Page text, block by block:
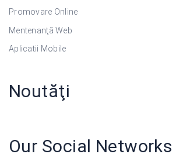
Promovare Online
Mentenanţă Web
Aplicatii Mobile
Noutăţi
Our Social Networks